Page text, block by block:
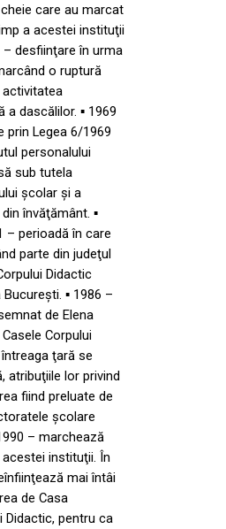
care au marcat
a acestei instituţii
– desfiinţare în urma
o ruptură
a dascălilor. ▪ 1969
prin Legea 6/1969
personalului
sub tutela
şcolar şi a
învăţământ. ▪
– perioadă în care
parte din judeţul
Didactic
▪ 1986 –
de Elena
Corpului
ţară se
atribuţiile lor privind
fiind preluate de
şcolare
– marchează
instituţii. În
mai întâi
de Casa
Didactic, pentru ca